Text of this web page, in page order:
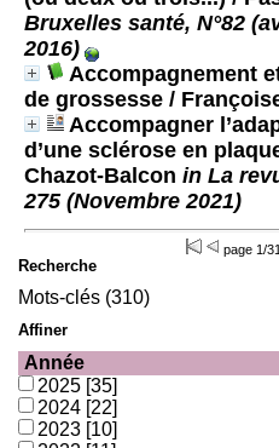
Bruxelles santé, N°82
2016)
Accompagnement
de grossesse /
Accompagner
d’une sclérose en
Chazot-Balcon in La
275 (Novembre 2021)
page 1/31
Recherche
Mots-clés (310)
Affiner
Année
2025 [35]
2024 [22]
2023 [10]